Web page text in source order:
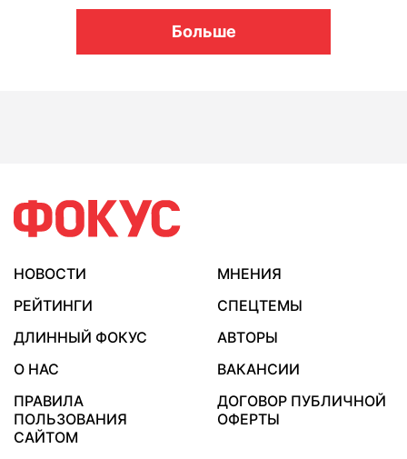
Больше
НОВОСТИ
МНЕНИЯ
РЕЙТИНГИ
СПЕЦТЕМЫ
ДЛИННЫЙ ФОКУС
АВТОРЫ
О НАС
ВАКАНСИИ
ПРАВИЛА
ПОЛЬЗОВАНИЯ
САЙТОМ
ДОГОВОР ПУБЛИЧНОЙ
ОФЕРТЫ